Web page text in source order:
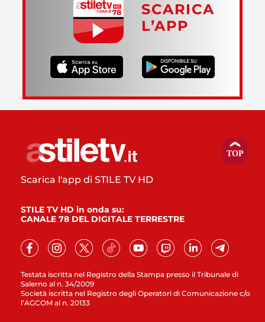
SCARICA
L’APP
Testata iscritta nel Registro della Stampa presso il Tribunale di
Salerno al n. 34/2009
Società iscritta nel Registro degli Operatori di Comunicazione c/o
l’AGCOM al n. 20133
Scarica l'app di STILE TV HD
STILE TV HD in onda su:
CANALE 78 DEL DIGITALE TERRESTRE